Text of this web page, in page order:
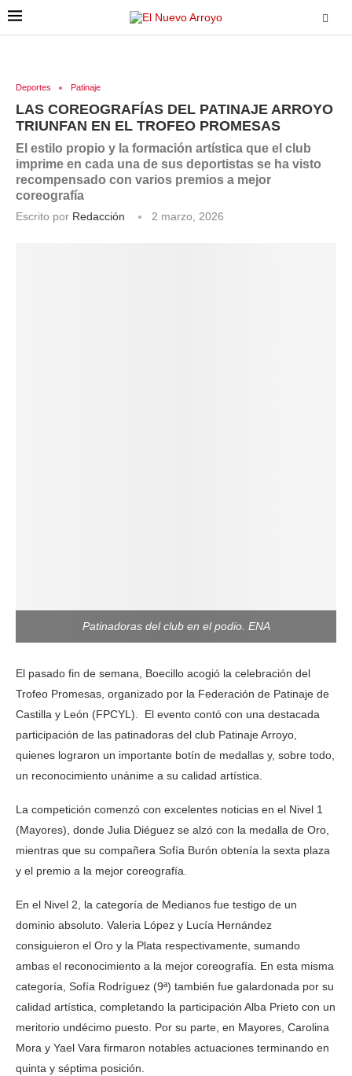
Deportes Patinaje
LAS COREOGRAFÍAS DEL PATINAJE ARROYO
TRIUNFAN EN EL TROFEO PROMESAS
El estilo propio y la formación artística que el club
imprime en cada una de sus deportistas se ha visto
recompensado con varios premios a mejor
coreografía
Escrito por Redacción 2 marzo, 2026
Patinadoras del club en el podio. ENA
El pasado fin de semana, Boecillo acogió la celebración del
Trofeo Promesas, organizado por la Federación de Patinaje de
Castilla y León (FPCYL). El evento contó con una destacada
participación de las patinadoras del club Patinaje Arroyo,
quienes lograron un importante botín de medallas y, sobre todo,
un reconocimiento unánime a su calidad artística.
La competición comenzó con excelentes noticias en el Nivel 1
(Mayores), donde Julia Diéguez se alzó con la medalla de Oro,
mientras que su compañera Sofía Burón obtenía la sexta plaza
y el premio a la mejor coreografía.
En el Nivel 2, la categoría de Medianos fue testigo de un
dominio absoluto. Valeria López y Lucía Hernández
consiguieron el Oro y la Plata respectivamente, sumando
ambas el reconocimiento a la mejor coreografía. En esta misma
categoría, Sofía Rodríguez (9ª) también fue galardonada por su
calidad artística, completando la participación Alba Prieto con un
meritorio undécimo puesto. Por su parte, en Mayores, Carolina
Mora y Yael Vara firmaron notables actuaciones terminando en
quinta y séptima posición.